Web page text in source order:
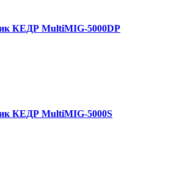
КЕДР MultiMIG-5000DP
КЕДР MultiMIG-5000S